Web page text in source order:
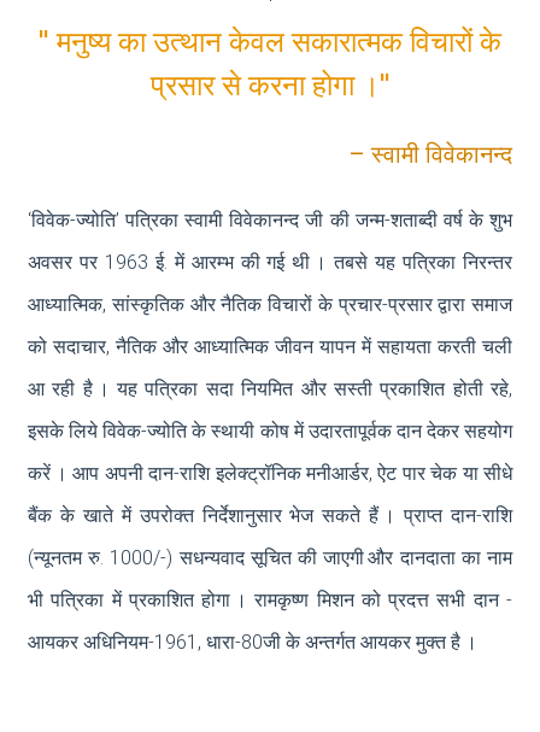
'
'' मनुष्य का उत्थान केवल सकारात्मक विचारों के
प्रसार से करना होगा ।''
– स्वामी विवेकानन्द
‘विवेक-ज्योति’ पत्रिका स्वामी विवेकानन्द जी की जन्म-शताब्दी वर्ष के शुभ
अवसर पर 1963 ई. में आरम्भ की गई थी । तबसे यह पत्रिका निरन्तर
आध्यात्मिक, सांस्कृतिक और नैतिक विचारों के प्रचार-प्रसार द्वारा समाज
को सदाचार, नैतिक और आध्यात्मिक जीवन यापन में सहायता करती चली
आ रही है । यह पत्रिका सदा नियमित और सस्ती प्रकाशित होती रहे,
इसके लिये विवेक-ज्योति के स्थायी कोष में उदारतापूर्वक दान देकर सहयोग
करें । आप अपनी दान-राशि इलेक्ट्रॉनिक मनीआर्डर, ऐट पार चेक या सीधे
बैंक के खाते में उपरोक्त निर्देशानुसार भेज सकते हैं । प्राप्त दान-राशि
(न्यूनतम रु. 1000/-) सधन्यवाद सूचित की जाएगी और दानदाता का नाम
भी पत्रिका में प्रकाशित होगा । रामकृष्ण मिशन को प्रदत्त सभी दान -
आयकर अधिनियम-1961, धारा-80जी के अन्तर्गत आयकर मुक्त है ।